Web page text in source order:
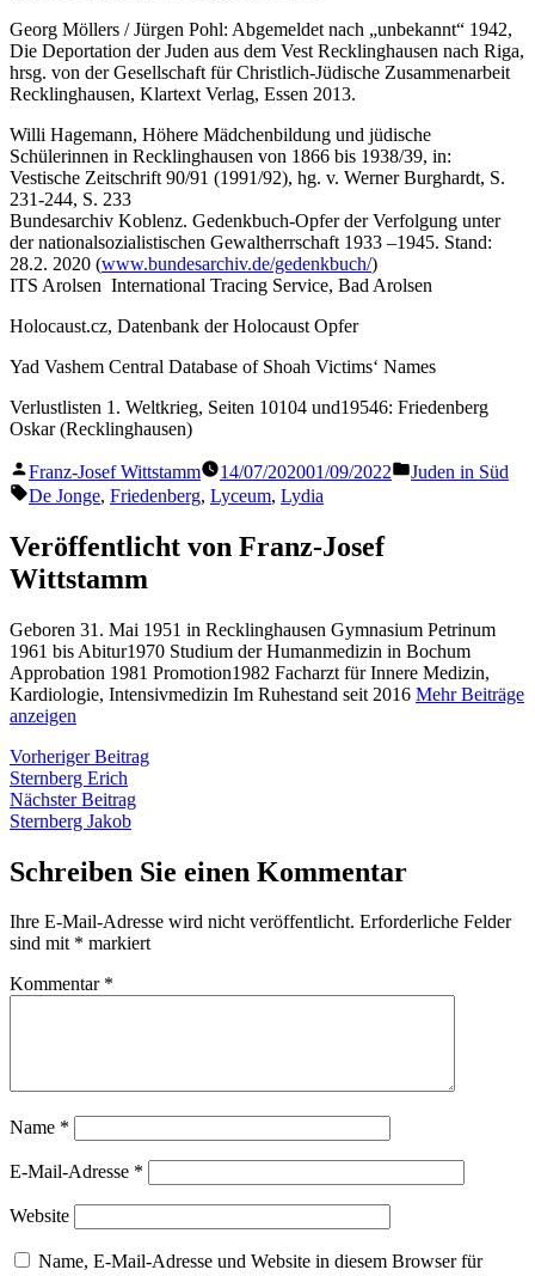
Georg Möllers / Jürgen Pohl: Abgemeldet nach „unbekannt“ 1942,
Die Deportation der Juden aus dem Vest Recklinghausen nach Riga,
hrsg. von der Gesellschaft für Christlich-Jüdische Zusammenarbeit
Recklinghausen, Klartext Verlag, Essen 2013.
Willi Hagemann, Höhere Mädchenbildung und jüdische
Schülerinnen in Recklinghausen von 1866 bis 1938/39, in:
Vestische Zeitschrift 90/91 (1991/92), hg. v. Werner Burghardt, S.
231-244, S. 233
Bundesarchiv Koblenz. Gedenkbuch-Opfer der Verfolgung unter
der nationalsozialistischen Gewaltherrschaft 1933 –1945. Stand:
28.2. 2020 (www.bundesarchiv.de/gedenkbuch/)
ITS Arolsen International Tracing Service, Bad Arolsen
Holocaust.cz, Datenbank der Holocaust Opfer
Yad Vashem Central Database of Shoah Victims‘ Names
Verlustlisten 1. Weltkrieg, Seiten 10104 und19546: Friedenberg
Oskar (Recklinghausen)
Veröffentlicht
von
Franz-Josef Wittstamm 14/07/202001/09/2022
Veröffentlicht
Juden in Süd
Schlagwörter:
De Jonge, Friedenberg, Lyceum, Lydia
Veröffentlicht von Franz-Josef
Wittstamm
Geboren 31. Mai 1951 in Recklinghausen Gymnasium Petrinum
1961 bis Abitur1970 Studium der Humanmedizin in Bochum
Approbation 1981 Promotion1982 Facharzt für Innere Medizin,
Kardiologie, Intensivmedizin Im Ruhestand seit 2016 Mehr Beiträge
anzeigen
Beitragsnavigation
Vorheriger BeitragVorheriger
Sternberg Erich
Nächster BeitragNächster
Sternberg Jakob
Schreiben Sie einen Kommentar
Ihre E-Mail-Adresse wird nicht veröffentlicht. Erforderliche Felder
sind mit * markiert
Kommentar *
Name *
E-Mail-Adresse *
Website
Name, E-Mail-Adresse und Website in diesem Browser für